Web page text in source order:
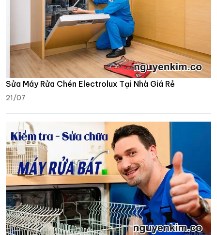
Sửa Máy Rửa Chén Electrolux Tại Nhà Giá Rẻ
21/07